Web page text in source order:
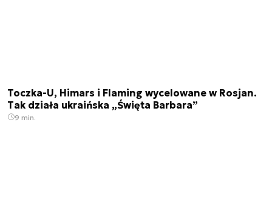
Toczka-U, Himars i Flaming wycelowane w Rosjan.
Tak działa ukraińska „Święta Barbara”
9 min.